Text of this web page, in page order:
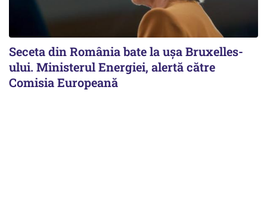
Seceta din România bate la ușa Bruxelles-
ului. Ministerul Energiei, alertă către
Comisia Europeană